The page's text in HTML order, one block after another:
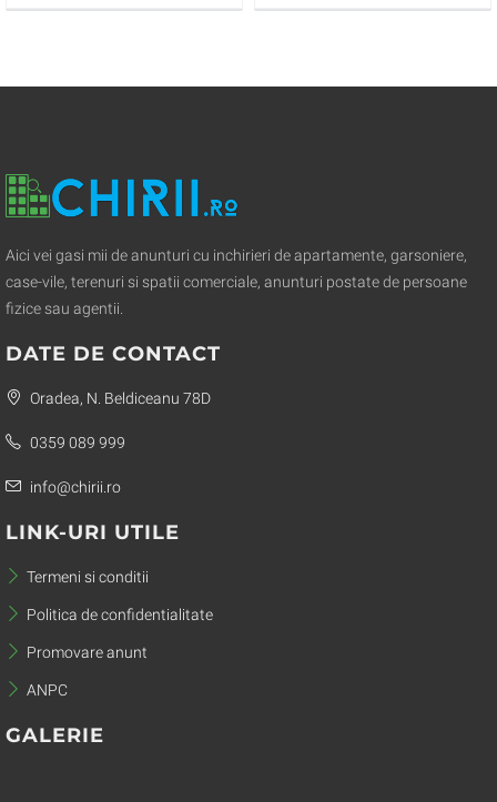
Aici vei gasi mii de anunturi cu inchirieri de apartamente, garsoniere,
case-vile, terenuri si spatii comerciale, anunturi postate de persoane
fizice sau agentii.
DATE DE CONTACT
Oradea, N. Beldiceanu 78D
0359 089 999
info@chirii.ro
LINK-URI UTILE
Termeni si conditii
Politica de confidentialitate
Promovare anunt
ANPC
GALERIE